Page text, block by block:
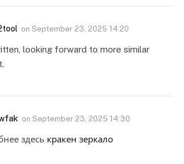
on September 23, 2025 14:20
looking forward to more similar
on September 23, 2025 14:30
здесь кракен зеркало